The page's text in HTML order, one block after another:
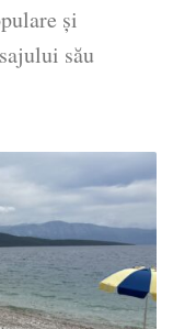
și
său